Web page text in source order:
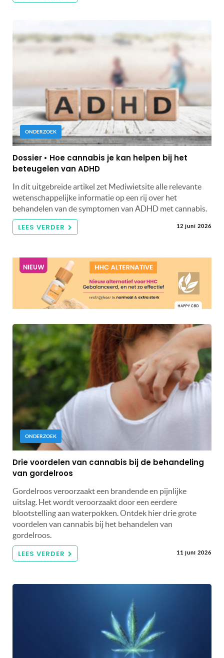
ONDERZOEK
Dossier • Hoe cannabis je kan helpen bij het
beteugelen van ADHD
In dit uitgebreide artikel zet Mediwietsite alle relevante
wetenschappelijke informatie op een rij over het
behandelen van de symptomen van ADHD met cannabis.
LEES VERDER 12 juni 2026
ONDERZOEK
Drie voordelen van cannabis bij de behandeling
van gordelroos
Gordelroos veroorzaakt een brandende en pijnlijke
uitslag. Het wordt veroorzaakt door een eerdere
blootstelling aan waterpokken. Ontdek hier drie grote
voordelen van cannabis bij het behandelen van
gordelroos.
LEES VERDER 11 juni 2026